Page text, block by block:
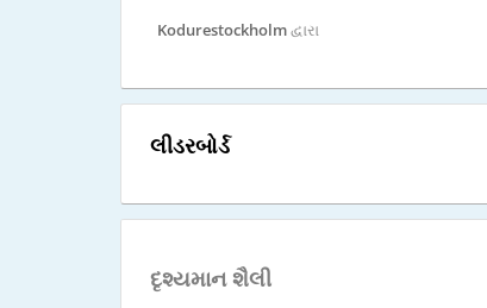
Kodurestockholmદ્વારા
લીડરબોર્ડ
દૃશ્યમાન શૈલી